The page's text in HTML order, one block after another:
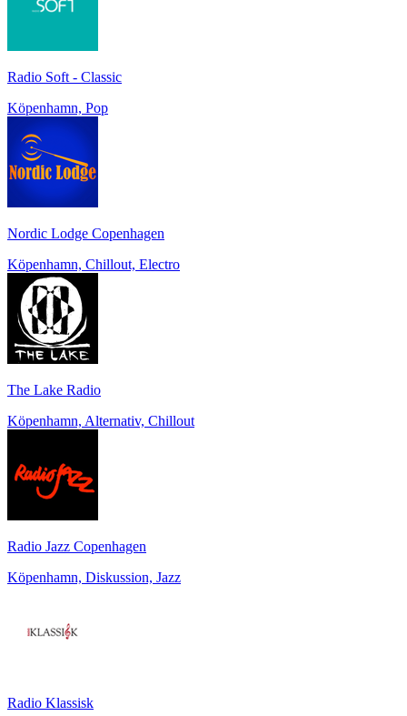
Radio Soft - Classic
Köpenhamn, Pop
Nordic Lodge Copenhagen
Köpenhamn, Chillout, Electro
The Lake Radio
Köpenhamn, Alternativ, Chillout
Radio Jazz Copenhagen
Köpenhamn, Diskussion, Jazz
Radio Klassisk